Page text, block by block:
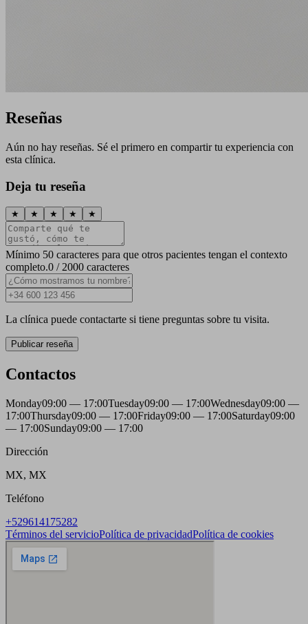
Reseñas
Aún no hay reseñas. Sé el primero en compartir tu experiencia con
esta clínica.
Deja tu reseña
★ ★ ★ ★ ★
Mínimo 50 caracteres para que otros pacientes tengan el contexto
completo.0 / 2000 caracteres
La clínica puede contactarte si tiene preguntas sobre tu visita.
Publicar reseña
Contactos
Monday09:00 — 17:00Tuesday09:00 — 17:00Wednesday09:00 —
17:00Thursday09:00 — 17:00Friday09:00 — 17:00Saturday09:00
— 17:00Sunday09:00 — 17:00
Dirección
MX, MX
Teléfono
+529614175282
Términos del servicioPolítica de privacidadPolítica de cookies